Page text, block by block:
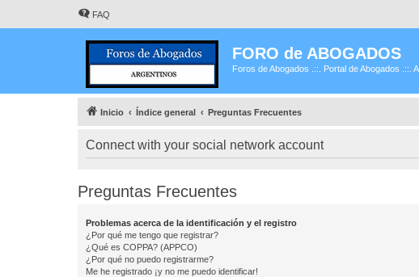
FAQ
FORO de ABOGADOS
Foros de Abogados .::. Portal de Abogados .::.
Inicio Índice general Preguntas Frecuentes
Connect with your social network account
Preguntas Frecuentes
Problemas acerca de la identificación y el registro
¿Por qué me tengo que registrar?
¿Qué es COPPA? (APPCO)
¿Por qué no puedo registrarme?
Me he registrado ¡y no me puedo identificar!